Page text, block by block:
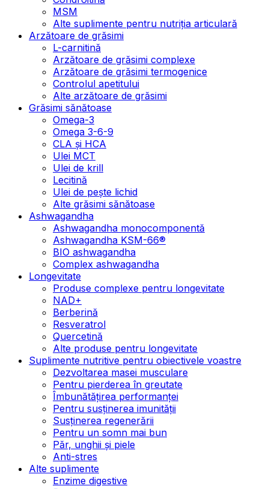
MSM
Alte suplimente pentru nutriția articulară
Arzătoare de grăsimi
L-carnitină
Arzătoare de grăsimi complexe
Arzătoare de grăsimi termogenice
Controlul apetitului
Alte arzătoare de grăsimi
Grăsimi sănătoase
Omega-3
Omega 3-6-9
CLA şi HCA
Ulei MCT
Ulei de krill
Lecitină
Ulei de pește lichid
Alte grăsimi sănătoase
Ashwagandha
Ashwagandha monocomponentă
Ashwagandha KSM-66®
BIO ashwagandha
Complex ashwagandha
Longevitate
Produse complexe pentru longevitate
NAD+
Berberină
Resveratrol
Quercetină
Alte produse pentru longevitate
Suplimente nutritive pentru obiectivele voastre
Dezvoltarea masei musculare
Pentru pierderea în greutate
Îmbunătățirea performanței
Pentru susținerea imunității
Susținerea regenerării
Pentru un somn mai bun
Păr, unghii și piele
Anti-stres
Alte suplimente
Enzime digestive